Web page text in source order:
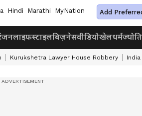
Hindi Marathi MyNation Add
लाइफस्टाइलबिज़नेसवीडियोखेलधर्म
Kurukshetra Lawyer House Robbery